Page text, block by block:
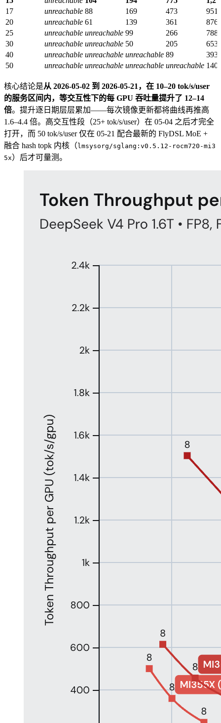
17
unreachable 88 169 473
951
20
unreachable 61 139 361
876
25
unreachable unreachable 99 266
788
30
unreachable unreachable 50 205
653
40
unreachable unreachable unreachable 89
393
50
unreachable unreachable unreachable unreachable 140
核心结论是从 2026-05-02 到 2026-05-21，在 10–20 tok/s/user
的服务区间内，等交互性下的每 GPU 吞吐量提升了 12–14
倍。提升逐日期层层累加——每次镜像更新都将曲线再推高
1.6–4.4 倍。高交互性段（25+ tok/s/user）在 05-04 之后才完全
打开，而 50 tok/s/user 仅在 05-21 配合最新的 FlyDSL MoE +
融合 hash topk 内核（ lmsysorg/sglang:v0.5.12-rocm720-mi3
5x）后才可量测。